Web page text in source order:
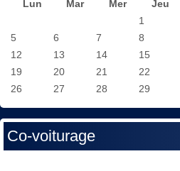
Lun
Mar Mer Jeu
1
5
6 7 8
12
13 14 15
19
20 21 22
26
27 28 29
Co-voiturage